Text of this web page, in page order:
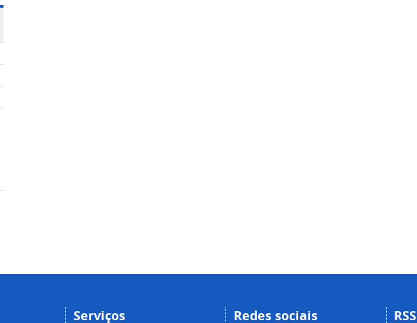
Serviços Redes sociais RSS